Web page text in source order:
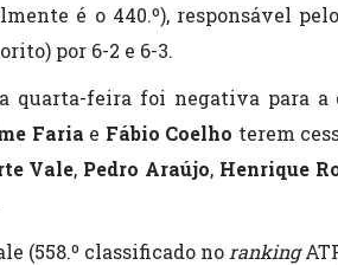
é o 440.º), responsável
por 6-2 e 6-3.
quarta-feira foi negativa para
Faria e Fábio Coelho terem
Vale, Pedro Araújo, Henrique
(558.º classificado no ranking